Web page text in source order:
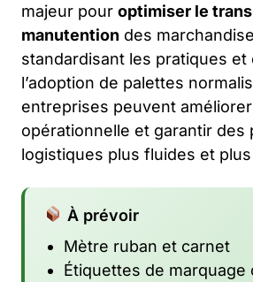
majeur pour optimiser le
manutention des
standardisant les pratiques et
l’adoption de palettes
entreprises peuvent
opérationnelle et garantir des
logistiques plus fluides et
À prévoir
Mètre ruban et carnet
Étiquettes de marquage